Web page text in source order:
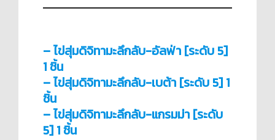
– ไข่สุ่มดิจิทามะลึกลับ-อัลฟ่า [ระดับ 5]
1 ชิ้น
– ไข่สุ่มดิจิทามะลึกลับ-เบต้า [ระดับ 5] 1
ชิ้น
– ไข่สุ่มดิจิทามะลึกลับ-แกรมม่า [ระดับ
5] 1 ชิ้น